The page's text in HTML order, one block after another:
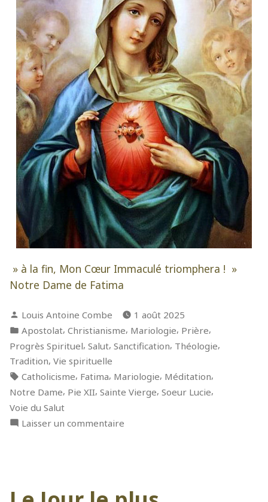
» à la fin, Mon Cœur Immaculé triomphera ! »
Notre Dame de Fatima
Publié
par
Louis Antoine Combe
1 août 2025
Publié
dans
Apostolat, Christianisme, Mariologie, Prière,
Progrès Spirituel, Salut, Sanctification, Théologie,
Tradition, Vie spirituelle
Étiquettes :
Catholicisme, Fatima, Mariologie, Méditation,
Notre Dame, Pie XII, Sainte Vierge, Soeur Lucie,
Voie du Salut
Laisser un commentaire
Immaculé